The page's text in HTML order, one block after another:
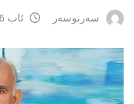
سەرنوسەر ئاب 6, 2026